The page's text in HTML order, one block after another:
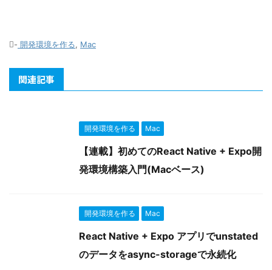
- 開発環境を作る, Mac
関連記事
開発環境を作る Mac
【連載】初めてのReact Native + Expo開
発環境構築入門(Macベース)
開発環境を作る Mac
React Native + Expo アプリでunstated
のデータをasync-storageで永続化